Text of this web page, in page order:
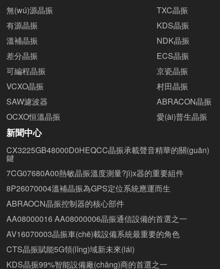
無(wú)源晶振
有源晶振
溫補晶振
差分晶振
可編程晶振
VCXO晶振
SAW濾波器
OCXO恒溫晶振
TXC晶振
KDS晶振
NDK晶振
ECS晶振
京瓷晶振
村田晶振
ABRACON晶振
愛(ài)普生晶振
新聞中心
CX3225GB48000D0HEQCC晶振承載聲音精華的關(guān)
鍵
7CG07680A00熱敏晶振溫度測量?jì)x器的重要組件
8P26070004溫補晶振為GPS定位系統應運而生
ABRAOCN晶振控制器的核心部件
AA08000016 AA08000006晶振通信設備的首選之一
AV16070003晶振車(chē)載設備系統最重要的角色
CTS晶振賦能5G領(lǐng)域新未來(lái)
KDS晶振99%智能設備廠(chǎng)商的首選之一